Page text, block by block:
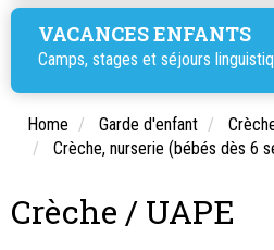
VACANCES ENFANTS
Camps, stages et séjours
Home Garde d'enfant
Crèche, nurserie (bébés dès 6
Crèche / UAPE